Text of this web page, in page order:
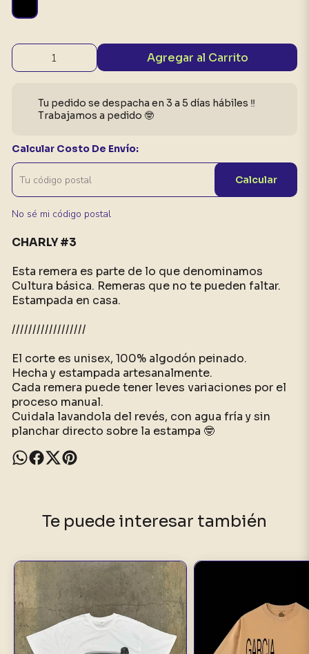
Agregar al Carrito
Tu pedido se despacha en 3 a 5 días hábiles ‼️
Trabajamos a pedido 🤓
Calcular Costo De Envío:
Calcular
No sé mi código postal
CHARLY #3
Esta remera es parte de lo que denominamos
Cultura básica. Remeras que no te pueden faltar.
Estampada en casa.
//////////////////
El corte es unisex, 100% algodón peinado.
Hecha y estampada artesanalmente.
Cada remera puede tener leves variaciones por el
proceso manual.
Cuidala lavandola del revés, con agua fría y sin
planchar directo sobre la estampa 🤓
Te puede interesar también